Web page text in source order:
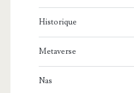
Historique
Metaverse
Nas